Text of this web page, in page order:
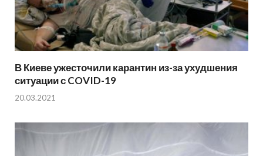
В Киеве ужесточили карантин из-за ухудшения
ситуации с COVID-19
20.03.2021